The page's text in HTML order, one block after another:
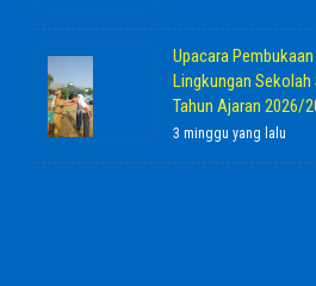
Upacara
Lingkungan Sekolah
Tahun Ajaran 2026/
3 minggu yang lalu